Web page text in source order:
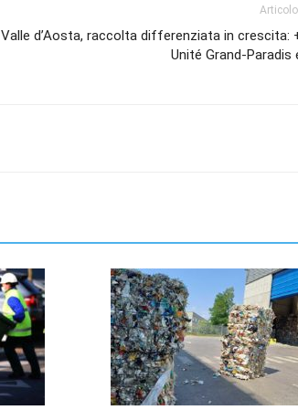
Valle d’Aosta, raccolta differenziata in crescita:
Unité Grand-Paradis